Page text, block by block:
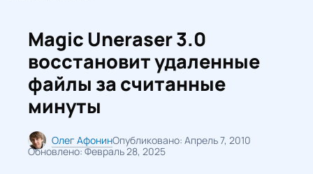
Magic Uneraser 3.0
восстановит удаленные
файлы за считанные
минуты
Олег АфонинОпубликовано: Апрель 7, 2010
Обновлено: Февраль 28, 2025